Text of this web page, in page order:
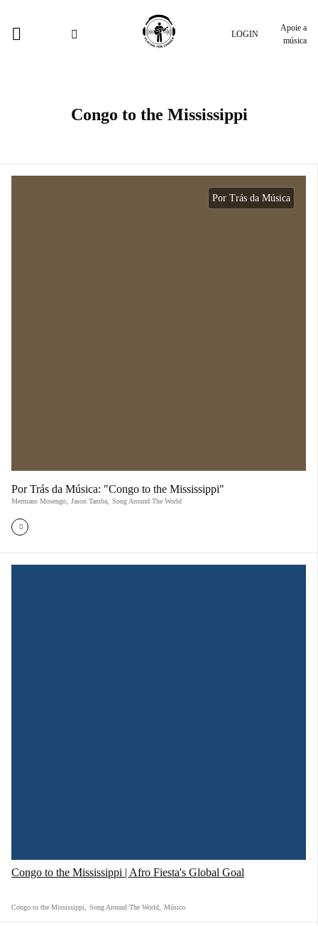
LOGIN
Apoie a
música
Congo to the Mississippi
Por Trás da Música
Por Trás da Música: "Congo to the Mississippi"
Mermans Mosengo Jason Tamba Song Around The World
Congo to the Mississippi | Afro Fiesta's Global Goal
Congo to the Mississippi Song Around The World Músico